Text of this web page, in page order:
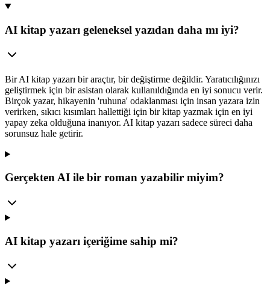
AI kitap yazarı geleneksel yazıdan daha mı iyi?
Bir AI kitap yazarı bir araçtır, bir değiştirme değildir. Yaratıcılığınızı
geliştirmek için bir asistan olarak kullanıldığında en iyi sonucu verir.
Birçok yazar, hikayenin 'ruhuna' odaklanması için insan yazara izin
verirken, sıkıcı kısımları hallettiği için bir kitap yazmak için en iyi
yapay zeka olduğuna inanıyor. AI kitap yazarı sadece süreci daha
sorunsuz hale getirir.
Gerçekten AI ile bir roman yazabilir miyim?
AI kitap yazarı içeriğime sahip mi?